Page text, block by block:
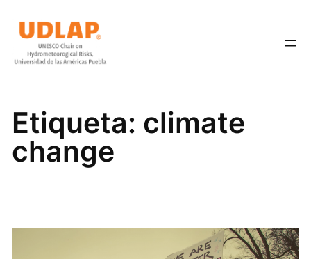
contenido
Etiqueta: climate
change